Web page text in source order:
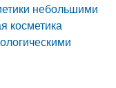
небольшими
косметика